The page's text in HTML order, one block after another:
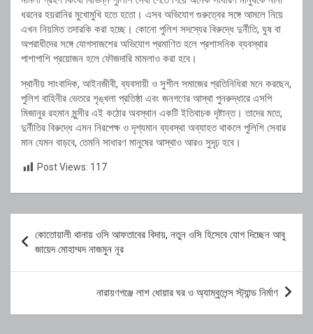
ধরনের হয়রানির মুখোমুখি হতে হতো। এসব অভিযোগ গুরুত্বের সঙ্গে আমলে নিয়ে
এখন নিয়মিত তদারকি করা হচ্ছে। কোনো পুলিশ সদস্যের বিরুদ্ধে দুর্নীতি, ঘুষ বা
অপরাধীদের সঙ্গে যোগসাজশের অভিযোগ প্রমাণিত হলে প্রশাসনিক ব্যবস্থার
পাশাপাশি প্রয়োজন হলে ফৌজদারি মামলাও করা হবে।
স্থানীয় সাংবাদিক, আইনজীবী, ব্যবসায়ী ও সুশীল সমাজের প্রতিনিধিরা মনে করছেন,
পুলিশ বাহিনীর ভেতরে শৃঙ্খলা প্রতিষ্ঠা এবং জনগণের আস্থা পুনরুদ্ধারে এসপি
মিজানুর রহমান মুন্সীর এই কঠোর অবস্থান একটি ইতিবাচক দৃষ্টান্ত। তাদের মতে,
দুর্নীতির বিরুদ্ধে এমন নিরপেক্ষ ও দৃশ্যমান ব্যবস্থা অব্যাহত থাকলে পুলিশি সেবার
মান যেমন বাড়বে, তেমনি সাধারণ মানুষের আস্থাও আরও সুদৃঢ় হবে।
Post Views: 117
navigation
কোতোয়ালী থানায় ওসি আফতাবের বিদায়, নতুন ওসি হিসেবে যোগ দিচ্ছেন আবু
জায়েদ মোহাম্মদ নাজমুন নূর
নারায়ণগঞ্জে লাশ ধোয়ার ঘর ও অ্যাম্বুলেন্স স্ট্যান্ড নির্মাণ